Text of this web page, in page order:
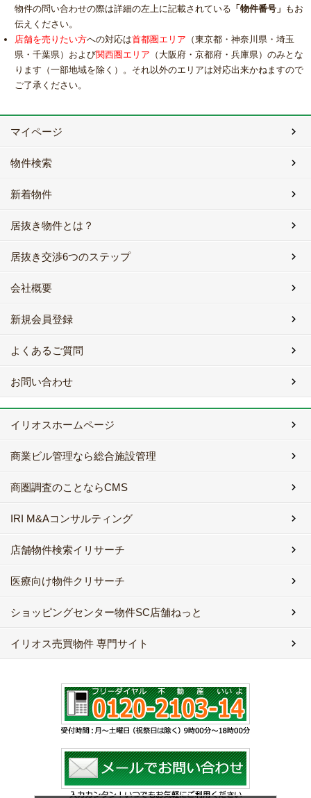
物件の問い合わせの際は詳細の左上に記載されている 「物件番号」 もお
伝えください。
店舗を売りたい方への対応は首都圏エリア （東京都・神奈川県・埼玉
県・千葉県）および関西圏エリア （大阪府・京都府・兵庫県）のみとな
ります（一部地域を除く）。それ以外のエリアは対応出来かねますので
ご了承ください。
マイページ
物件検索
新着物件
居抜き物件とは？
居抜き交渉6つのステップ
会社概要
新規会員登録
よくあるご質問
お問い合わせ
イリオスホームページ
商業ビル管理なら総合施設管理
商圏調査のことならCMS
IRI M&Aコンサルティング
店舗物件検索イリサーチ
医療向け物件クリサーチ
ショッピングセンター物件SC店舗ねっと
イリオス売買物件 専門サイト